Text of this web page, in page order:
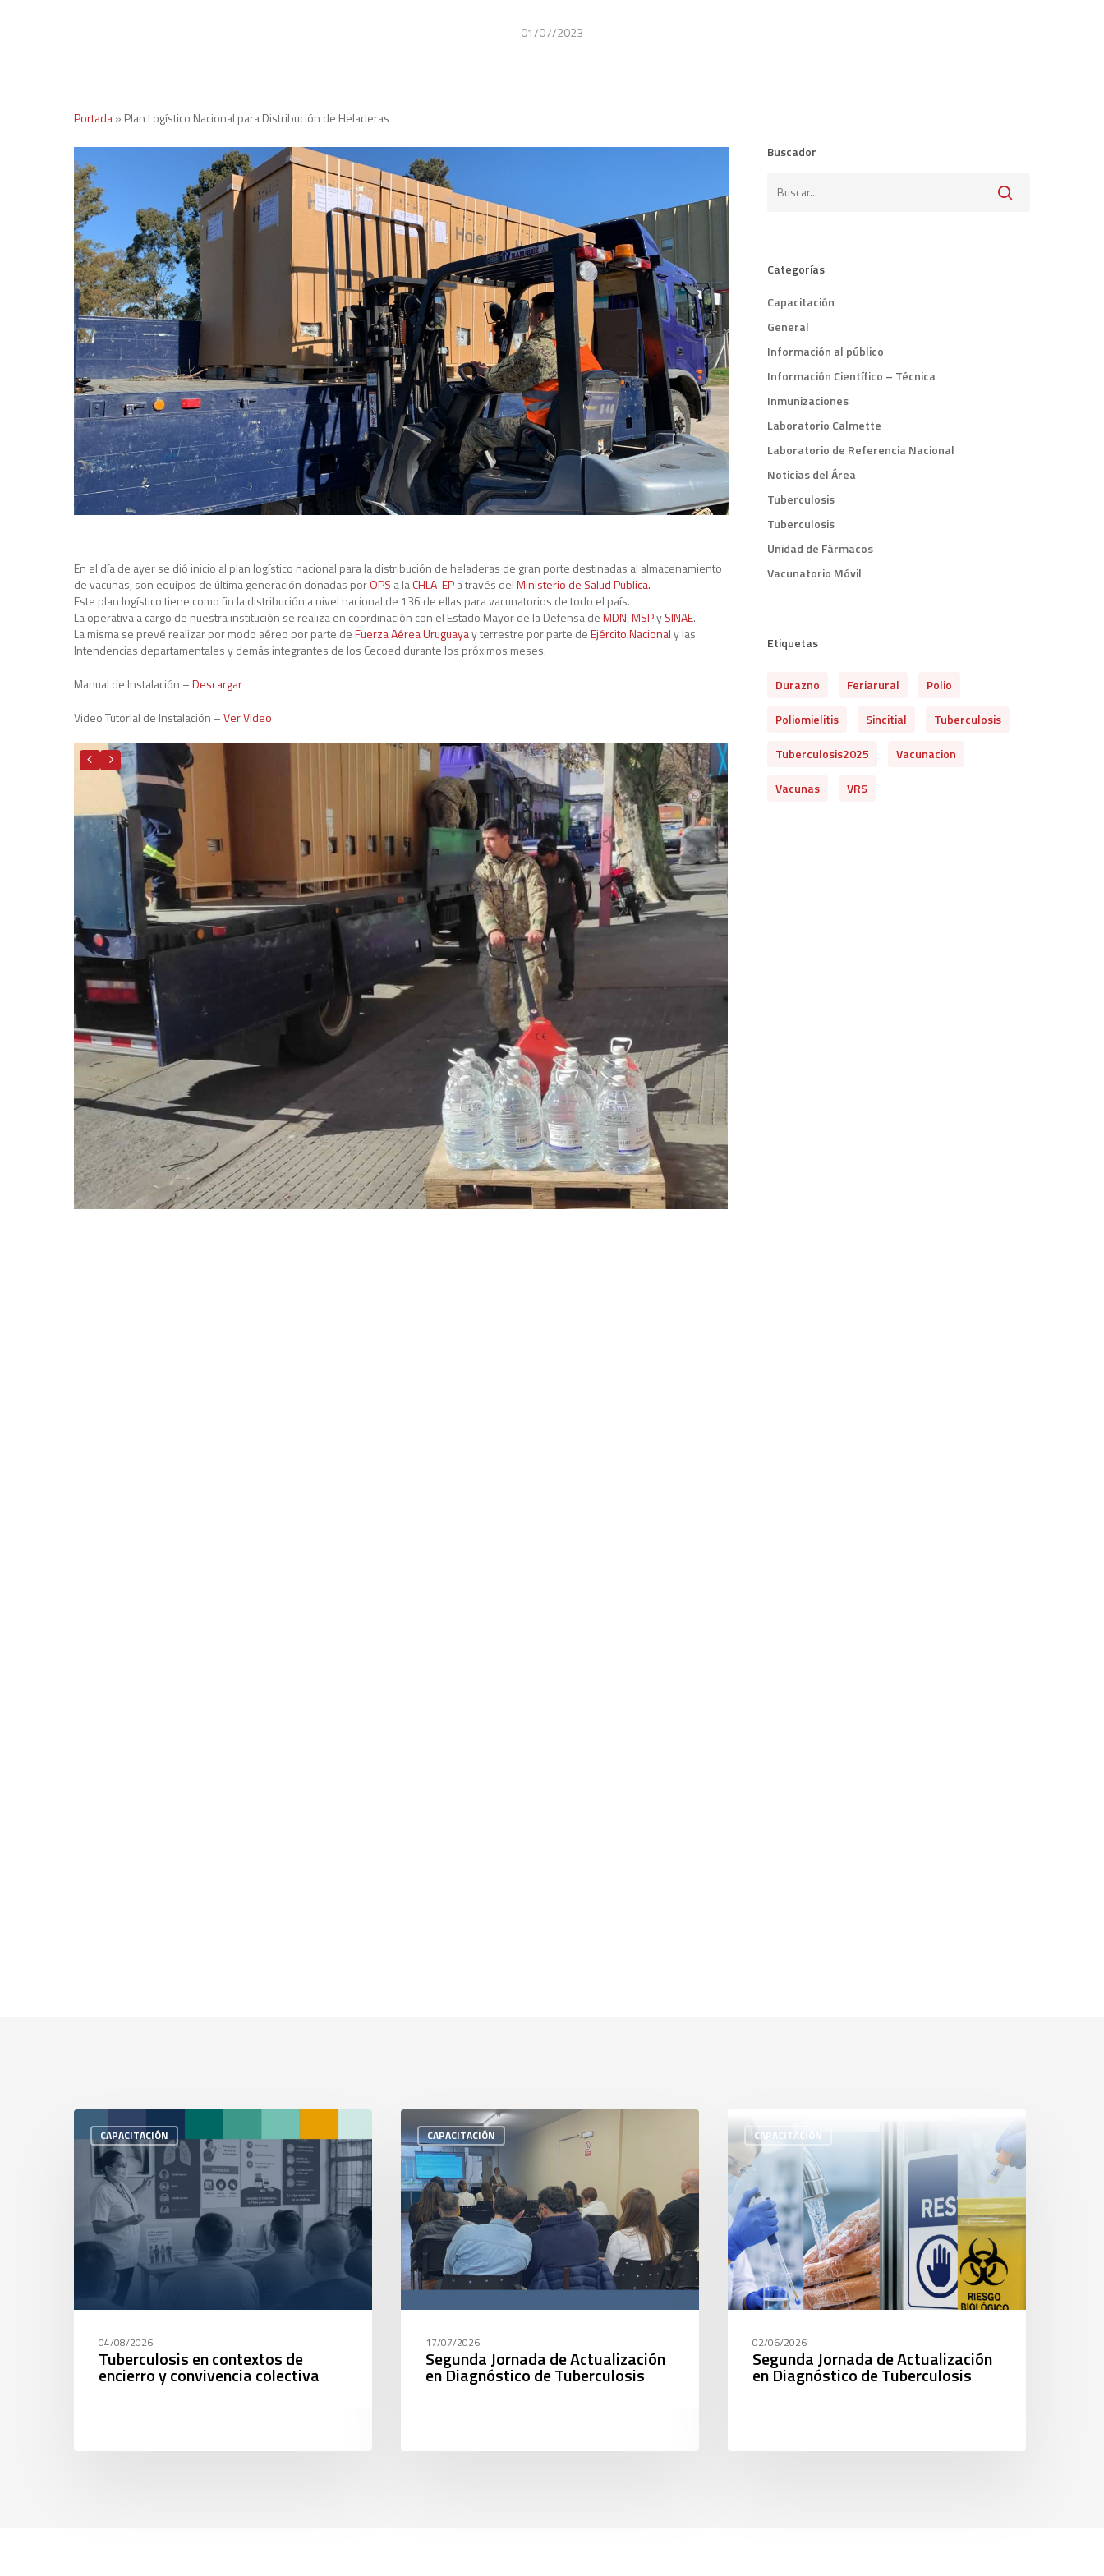
Escribe las palabras de búsqueda y presiona "Enter"
01/07/2023
Portada» Plan Logístico Nacional para Distribución de Heladeras
En el día de ayer se dió inicio al plan logístico nacional para la distribución de heladeras de gran porte destinadas al almacenamiento
de vacunas, son equipos de última generación donadas porOPS a laCHLA-EPa través delMinisterio de Salud Publica.
Este plan logístico tiene como fin la distribución a nivel nacional de 136 de ellas para vacunatorios de todo el país.
La operativa a cargo de nuestra institución se realiza en coordinación con el Estado Mayor de la Defensa deMDN,MSPySINAE.
La misma se prevé realizar por modo aéreo por parte deFuerza Aérea Uruguayay terrestre por parte deEjército Nacionaly las
Intendencias departamentales y demás integrantes de los Cecoed durante los próximos meses.
Manual de Instalación –Descargar
Video Tutorial de Instalación –Ver Video
Buscador
Categorías
Capacitación
General
Información al público
Información Científico – Técnica
Inmunizaciones
Laboratorio Calmette
Laboratorio de Referencia Nacional
Noticias del Área
Tuberculosis
Tuberculosis
Unidad de Fármacos
Vacunatorio Móvil
Etiquetas
Durazno Feriarural
Polio
Poliomielitis
Sincitial
Tuberculosis
Tuberculosis2025
Vacunacion
Vacunas
VRS
CAPACITACIÓN
04/08/2026
Tuberculosis en contextos de
encierro y convivencia colectiva
CAPACITACIÓN
17/07/2026
Segunda Jornada de Actualización
en Diagnóstico de Tuberculosis
CAPACITACIÓN
02/06/2026
Segunda Jornada de Actualización
en Diagnóstico de Tuberculosis